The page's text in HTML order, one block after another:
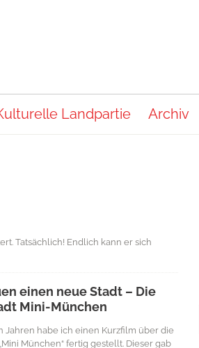
Landpartie Archiv
Tatsächlich! Endlich kann er sich
einen neue Stadt – Die
Mini-München
Jahren habe ich einen Kurzfilm über die
München“ fertig gestellt. Dieser gab